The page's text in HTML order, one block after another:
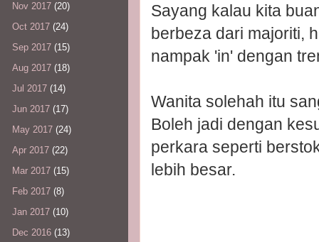
Sayang kalau kita
berbeza dari majoriti,
nampak 'in' dengan
Wanita solehah itu
Boleh jadi dengan
perkara seperti
lebih besar.
Nov 2017 (20)
Oct 2017 (24)
Sep 2017 (15)
Aug 2017 (18)
Jul 2017 (14)
Jun 2017 (17)
May 2017 (24)
Apr 2017 (22)
Mar 2017 (15)
Feb 2017 (8)
Jan 2017 (10)
Dec 2016 (13)